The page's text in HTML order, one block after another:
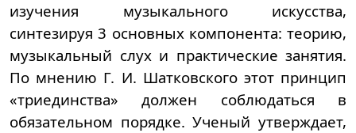
изучения музыкального искусства,
синтезируя 3 основных компонента: теорию,
музыкальный слух и практические занятия.
По мнению Г. И. Шатковского этот принцип
«триединства» должен соблюдаться в
обязательном порядке. Ученый утверждает,